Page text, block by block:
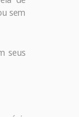
sem
seus